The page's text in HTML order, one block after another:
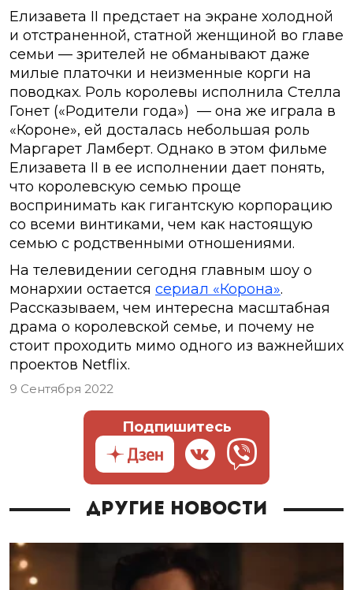
Елизавета II предстает на экране холодной
и отстраненной, статной женщиной во главе
семьи — зрителей не обманывают даже
милые платочки и неизменные корги на
поводках. Роль королевы исполнила Стелла
Гонет («Родители года») — она же играла в
«Короне», ей досталась небольшая роль
Маргарет Ламберт. Однако в этом фильме
Елизавета II в ее исполнении дает понять,
что королевскую семью проще
воспринимать как гигантскую корпорацию
со всеми винтиками, чем как настоящую
семью с родственными отношениями.
На телевидении сегодня главным шоу о
монархии остается сериал «Корона».
Рассказываем, чем интересна масштабная
драма о королевской семье, и почему не
стоит проходить мимо одного из важнейших
проектов Netflix.
9 Сентября 2022
Подпишитесь
Другие новости